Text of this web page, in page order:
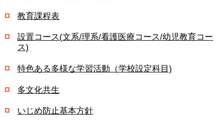
教育課程表
設置コース(文系/理系/看護医療コース/幼児教育コー
ス)
特色ある多様な学習活動（学校設定科目)
多文化共生
いじめ防止基本方針